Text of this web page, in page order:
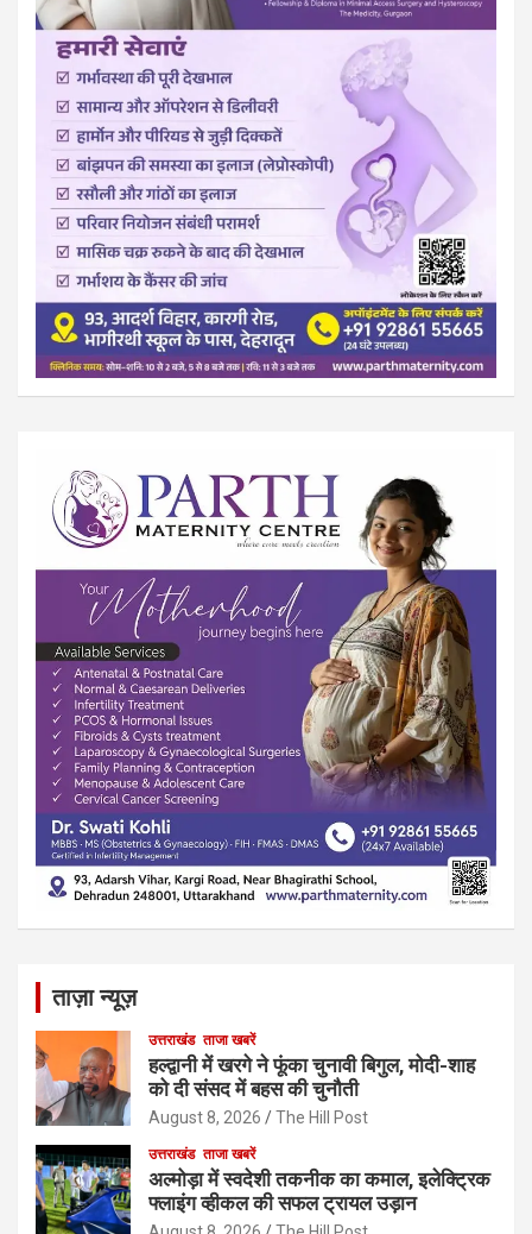
ताज़ा न्यूज़
उत्तराखंड ताजा खबरें
हल्द्वानी में खरगे ने फूंका चुनावी बिगुल, मोदी-शाह
को दी संसद में बहस की चुनौती
August 8, 2026 The Hill Post
उत्तराखंड ताजा खबरें
अल्मोड़ा में स्वदेशी तकनीक का कमाल, इलेक्ट्रिक
फ्लाइंग व्हीकल की सफल ट्रायल उड़ान